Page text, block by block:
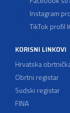
Instagram
TikTok profil
KORISNI LINKOVI
Hrvatska
Obrtni registar
Sudski registar
FINA